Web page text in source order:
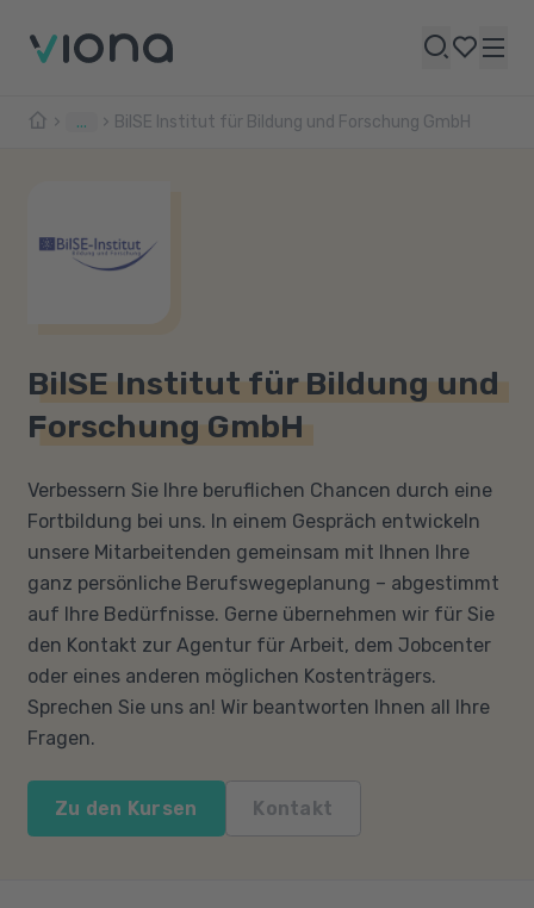
... BilSE Institut für Bildung und Forschung GmbH
BilSE Institut für Bildung und
Forschung GmbH
Verbessern Sie Ihre beruflichen Chancen durch eine
Fortbildung bei uns. In einem Gespräch entwickeln
unsere Mitarbeitenden gemeinsam mit Ihnen Ihre
ganz persönliche Berufswegeplanung – abgestimmt
auf Ihre Bedürfnisse. Gerne übernehmen wir für Sie
den Kontakt zur Agentur für Arbeit, dem Jobcenter
oder eines anderen möglichen Kostenträgers.
Sprechen Sie uns an! Wir beantworten Ihnen all Ihre
Fragen.
Zu den Kursen Kontakt